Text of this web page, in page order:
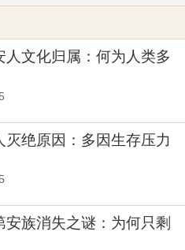
人文化归属：何为人类多
灭绝原因：多因生存压力
安族消失之谜：为何只剩